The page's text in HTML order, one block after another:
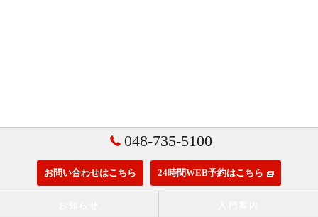
048-735-5100
お問い合わせはこちら 24時間WEB予約はこちら